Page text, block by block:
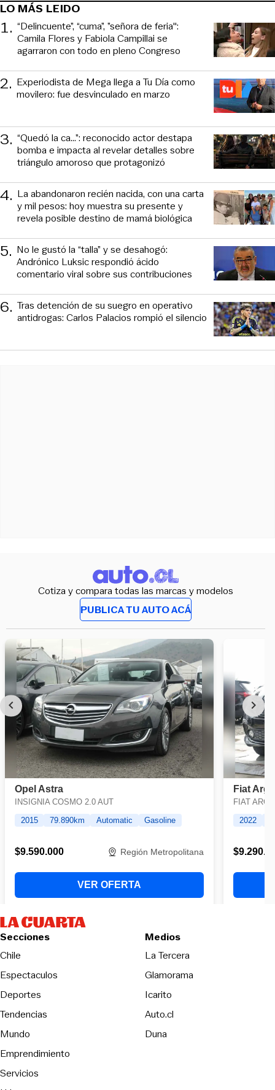
LO MÁS LEIDO
1. “Delincuente”, “cuma”, ”señora de feria":
Camila Flores y Fabiola Campillai se
agarraron con todo en pleno Congreso
2. Experiodista de Mega llega a Tu Día como
movilero: fue desvinculado en marzo
3. “Quedó la ca...”: reconocido actor destapa
bomba e impacta al revelar detalles sobre
triángulo amoroso que protagonizó
4. La abandonaron recién nacida, con una carta
y mil pesos: hoy muestra su presente y
revela posible destino de mamá biológica
5. No le gustó la “talla” y se desahogó:
Andrónico Luksic respondió ácido
comentario viral sobre sus contribuciones
6. Tras detención de su suegro en operativo
antidrogas: Carlos Palacios rompió el silencio
Cotiza y compara todas las marcas y modelos
PUBLICA TU AUTO ACÁ
Secciones
Chile
Espectaculos
Deportes
Tendencias
Mundo
Emprendimiento
Servicios
Medios
La TerceraOpens in new
Glamorama
Icarito
Auto.cl
DunaOpens in new window